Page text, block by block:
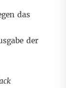
das
der